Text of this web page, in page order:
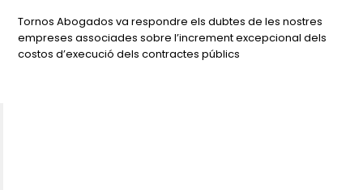
Tornos Abogados va respondre els dubtes de les nostres
empreses associades sobre l’increment excepcional dels
costos d’execució dels contractes públics